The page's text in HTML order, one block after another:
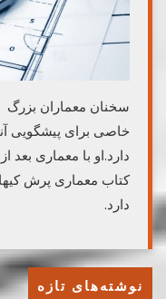
سخنان معماران بزرگ
خاصی برای پیشگویی
دارد.او با معماری بعد
کتاب معماری پرش
دارد.
نوشته‌های تازه